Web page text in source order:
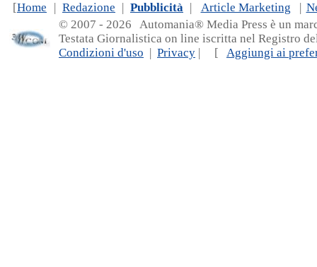
[Home | Redazione | Pubblicità | Article Marketing |
© 2007 - 2026 Automania® Media Press è un
Testata Giornalistica on line iscritta nel Registro
Condizioni d'uso | Privacy | [ Aggiungi ai